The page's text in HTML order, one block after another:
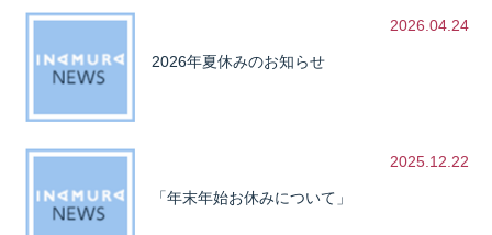
2026.04.24
2026年夏休みのお知らせ
2025.12.22
「年末年始お休みについて」